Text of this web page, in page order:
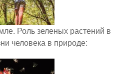
Роль зеленых растений в
человека в природе: